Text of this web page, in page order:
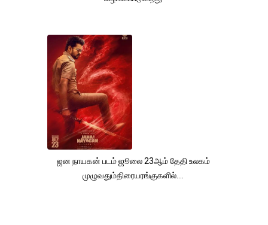
ஜன நாயகன் படம் ஜூலை 23ஆம் தேதி உலகம்
முழுவதும்திரையரங்குகளில்....